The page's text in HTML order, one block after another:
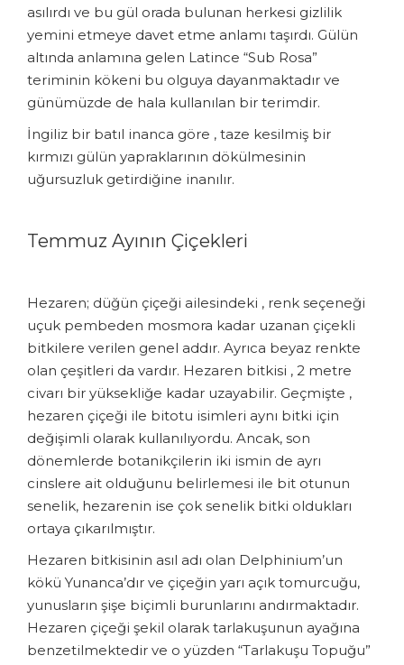
asılırdı ve bu gül orada bulunan herkesi gizlilik
yemini etmeye davet etme anlamı taşırdı. Gülün
altında anlamına gelen Latince “Sub Rosa”
teriminin kökeni bu olguya dayanmaktadır ve
günümüzde de hala kullanılan bir terimdir.
İngiliz bir batıl inanca göre , taze kesilmiş bir
kırmızı gülün yapraklarının dökülmesinin
uğursuzluk getirdiğine inanılır.
Temmuz Ayının Çiçekleri
Hezaren; düğün çiçeği ailesindeki , renk seçeneği
uçuk pembeden mosmora kadar uzanan çiçekli
bitkilere verilen genel addır. Ayrıca beyaz renkte
olan çeşitleri da vardır. Hezaren bitkisi , 2 metre
civarı bir yüksekliğe kadar uzayabilir. Geçmişte ,
hezaren çiçeği ile bitotu isimleri aynı bitki için
değişimli olarak kullanılıyordu. Ancak, son
dönemlerde botanikçilerin iki ismin de ayrı
cinslere ait olduğunu belirlemesi ile bit otunun
senelik, hezarenin ise çok senelik bitki oldukları
ortaya çıkarılmıştır.
Hezaren bitkisinin asıl adı olan Delphinium’un
kökü Yunanca’dır ve çiçeğin yarı açık tomurcuğu,
yunusların şişe biçimli burunlarını andırmaktadır.
Hezaren çiçeği şekil olarak tarlakuşunun ayağına
benzetilmektedir ve o yüzden “Tarlakuşu Topuğu”